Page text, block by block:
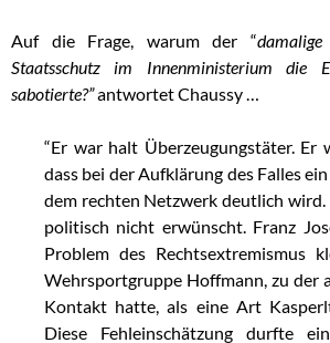
Auf die Frage, warum der “
Staatsschutz im Innenministerium die
sabotierte?”antwortet Chaussy …
“Er war halt Überzeugungstäter.
dass bei der Aufklärung des Falles
dem rechten Netzwerk deutlich wird.
politisch nicht erwünscht. Franz
Problem des Rechtsextremismus
Wehrsportgruppe Hoffmann, zu der
Kontakt hatte, als eine Art
Diese Fehleinschätzung durfte